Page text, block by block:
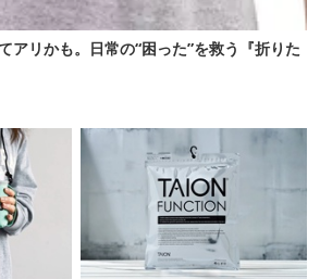
アリかも。日常の“困った”を救う『折りた